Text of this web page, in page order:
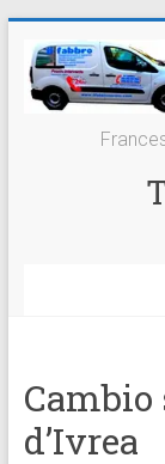
contenuto
d’Ivrea